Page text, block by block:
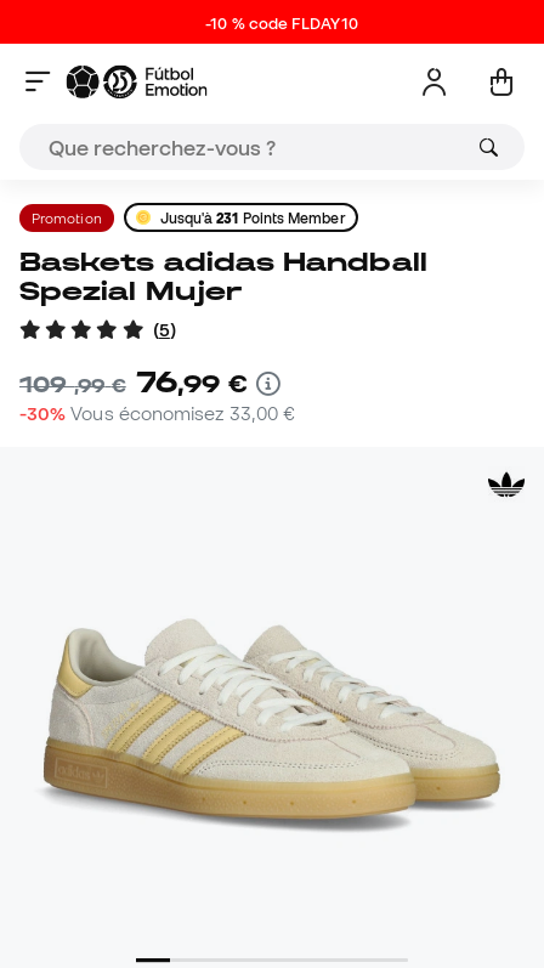
-10 % code FLDAY10
Promotion Jusqu'à231 Points Member
Baskets adidas Handball
Spezial Mujer
(5)
109,99 € 76,99 €
-30% Vous économisez 33,00 €